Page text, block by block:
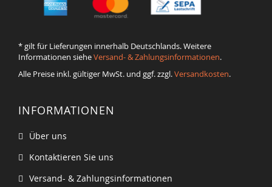
* gilt für Lieferungen innerhalb Deutschlands. Weitere
Informationen sieheVersand- & Zahlungsinformationen.
Alle Preise inkl. gültiger MwSt. und ggf. zzgl.Versandkosten.
INFORMATIONEN
Über uns
Kontaktieren Sie uns
Versand- & Zahlungsinformationen